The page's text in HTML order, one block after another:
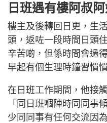
日班遇有樓阿叔阿
樓主及後轉回日更，生
頭，返咗一段時間日頭
辛苦啲，但係時間會過
早起有個生理時鐘習慣慣
在日班工作期間，他接
「同日班嗰陣時同同事
少同同事有任何交流因